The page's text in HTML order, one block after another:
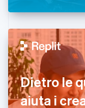
Dietro le
aiuta i
Germania
Giappone
日本語English
Gibilterra
English
Grecia
English
India
English